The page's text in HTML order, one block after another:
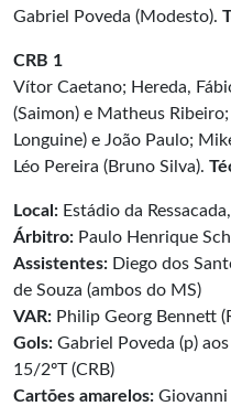
Gabriel Poveda (Modesto).
CRB 1
Vítor Caetano; Hereda,
(Saimon) e Matheus
Longuine) e João Paulo;
Léo Pereira (Bruno Silva).
Local: Estádio da
Árbitro: Paulo Henrique
Assistentes: Diego dos
de Souza (ambos do MS)
VAR: Philip Georg Bennett
Gols: Gabriel Poveda (p)
15/2ºT (CRB)
Cartões amarelos: Giovanni